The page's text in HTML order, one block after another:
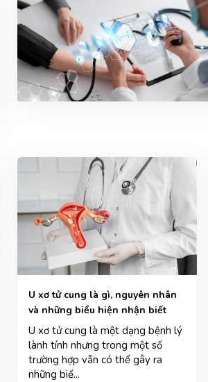
U xơ tử cung là gì, nguyên nhân
và những biểu hiện nhận biết
U xơ tử cung là một dạng bệnh lý
lành tính nhưng trong một số
trường hợp vẫn có thể gây ra
những biế...